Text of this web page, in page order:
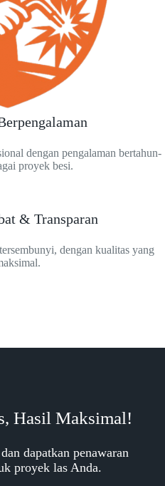
dengan pengalaman bertahun-
proyek besi.
& Transparan
dengan kualitas yang
Hasil Maksimal!
dapatkan penawaran
proyek las Anda.